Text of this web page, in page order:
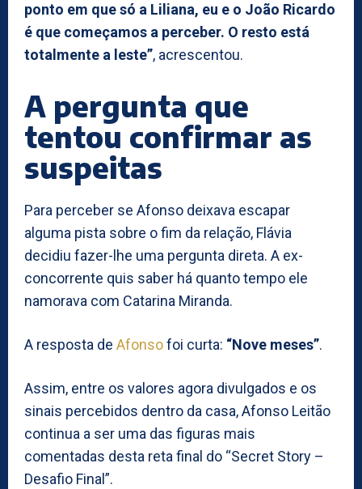
ponto em que só a Liliana, eu e o João Ricardo
é que começamos a perceber. O resto está
totalmente a leste”, acrescentou.
A pergunta que
tentou confirmar as
suspeitas
Para perceber se Afonso deixava escapar
alguma pista sobre o fim da relação, Flávia
decidiu fazer-lhe uma pergunta direta. A ex-
concorrente quis saber há quanto tempo ele
namorava com Catarina Miranda.
A resposta de Afonsofoi curta: “Nove meses”.
Assim, entre os valores agora divulgados e os
sinais percebidos dentro da casa, Afonso Leitão
continua a ser uma das figuras mais
comentadas desta reta final do “Secret Story –
Desafio Final”.